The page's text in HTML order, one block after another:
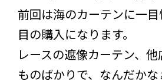
前回は海のカーテンに一
目の購入になります。
レースの遮像カーテン、
ものばかりで、なんだか